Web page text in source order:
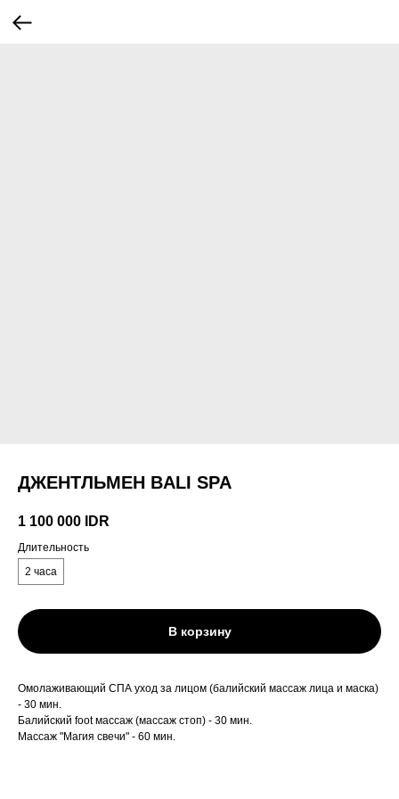
ДЖЕНТЛЬМЕН BALI SPA
1 100 000 IDR
Длительность
2 часа
В корзину
Омолаживающий СПА уход за лицом (балийский массаж лица и маска)
- 30 мин.
Балийский foot массаж (массаж стоп) - 30 мин.
Массаж "Магия свечи" - 60 мин.